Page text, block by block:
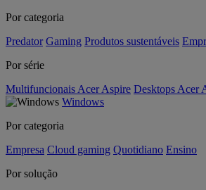
Por categoria
Predator Gaming Produtos sustentáveis
Por série
Multifuncionais Acer Aspire Desktops Acer
Windows
Por categoria
Empresa Cloud gaming Quotidiano Ensino
Por solução